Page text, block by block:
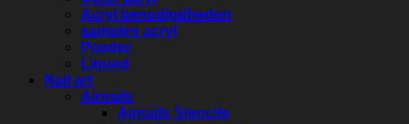
Acryl benodigdheden
samples acryl
Poeder
Liqued
Nail art
Airnails
Airnails Stencils